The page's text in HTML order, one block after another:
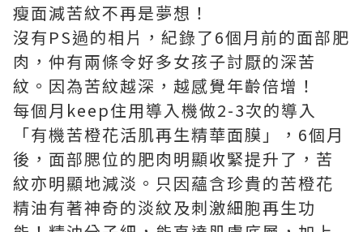
瘦面減苦紋不再是夢想！
沒有PS過的相片，紀錄了6個月前的面部肥
肉，仲有兩條令好多女孩子討厭的深苦
紋。因為苦紋越深，越感覺年齡倍增！
每個月keep住用導入機做2-3次的導入
「有機苦橙花活肌再生精華面膜」，6個月
後，面部腮位的肥肉明顯收緊提升了，苦
紋亦明顯地減淡。只因蘊含珍貴的苦橙花
精油有著神奇的淡紋及刺激細胞再生功